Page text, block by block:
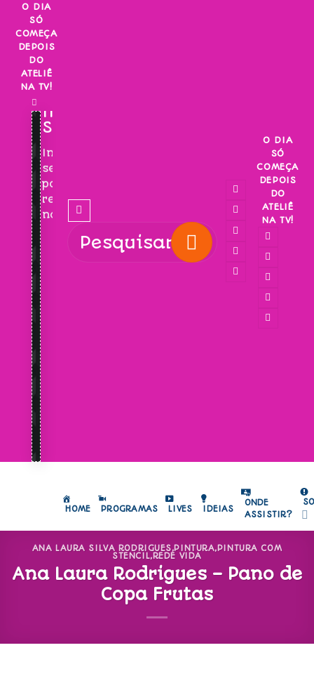
Skip
content
O DIA
SÓ
COMEÇA
DEPOIS
DO
ATELIÊ
NA TV!
INSCREVA-
SE!
Inscreva-
se
para
receber
novidades!
O DIA
SÓ
COMEÇA
DEPOIS
DO
ATELIÊ
NA TV!
HOME PROGRAMAS LIVES IDEIAS
ONDE
ASSISTIR?
ANA LAURA SILVA RODRIGUES,PINTURA, PINTURA COM
STENCIL,REDE VIDA
Ana Laura Rodrigues – Pano de
Copa Frutas